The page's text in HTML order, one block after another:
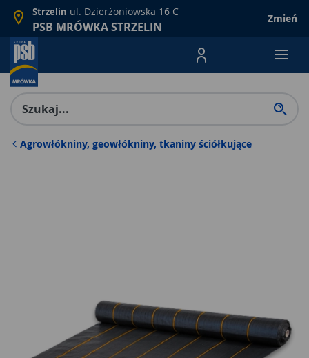
Strzelin ul. Dzierżoniowska 16 C
PSB MRÓWKA STRZELIN
Zmień
Menu Produktów,
Agrowłókniny, geowłókniny, tkaniny ściółkujące